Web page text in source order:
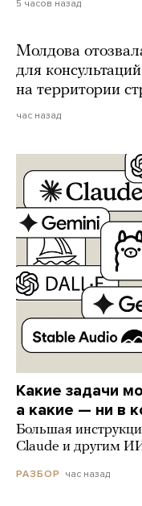
5 часов назад
Молдова
для
на территории
час назад
Какие задачи
а какие — ни в
Большая
Claude и другим
РАЗБОР час назад